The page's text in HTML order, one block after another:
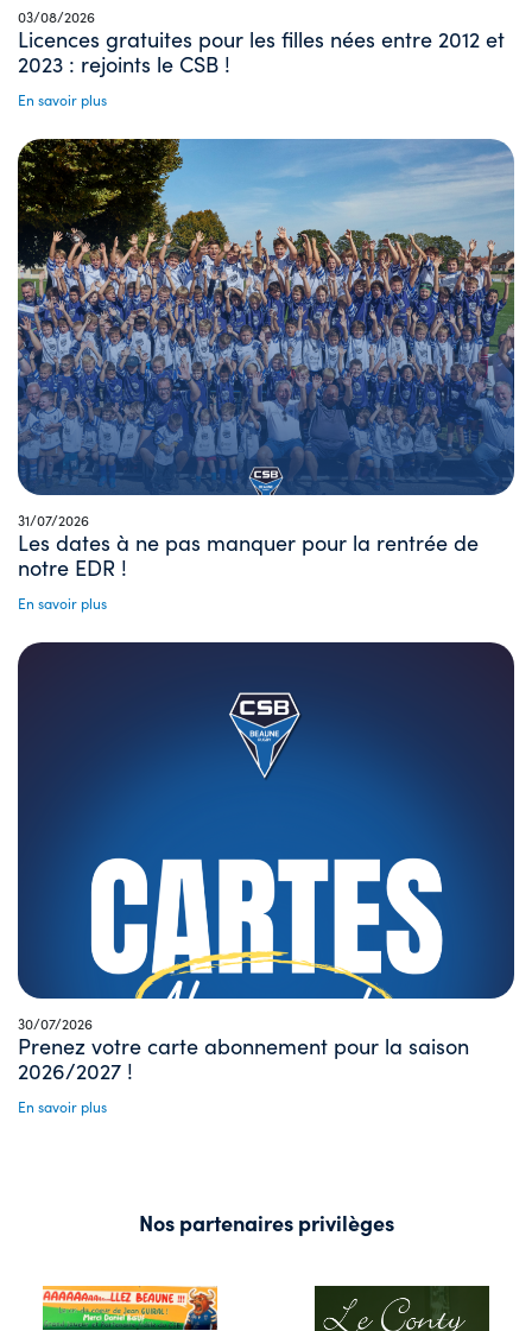
03/08/2026
Licences gratuites pour les filles nées entre 2012 et
2023 : rejoints le CSB !
En savoir plus
31/07/2026
Les dates à ne pas manquer pour la rentrée de
notre EDR !
En savoir plus
30/07/2026
Prenez votre carte abonnement pour la saison
2026/2027 !
En savoir plus
Nos partenaires privilèges